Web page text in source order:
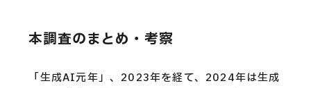
本調査のまとめ・考察
「生成AI元年」、2023年を経て、2024年は生成